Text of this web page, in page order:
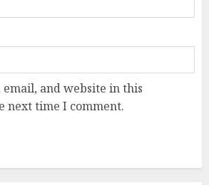
email, and website in this
next time I comment.